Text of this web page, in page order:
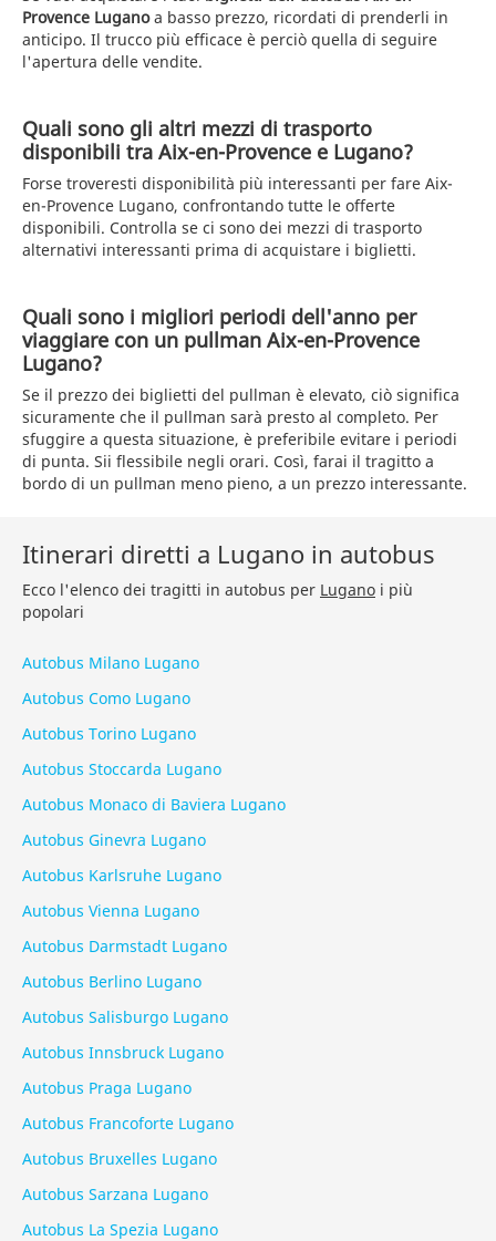
Provence Luganoa basso prezzo, ricordati di prenderli in
anticipo. Il trucco più efficace è perciò quella di seguire
l'apertura delle vendite.
Quali sono gli altri mezzi di trasporto
disponibili tra Aix-en-Provence e Lugano?
Forse troveresti disponibilità più interessanti per fare Aix-
en-Provence Lugano, confrontando tutte le offerte
disponibili. Controlla se ci sono dei mezzi di trasporto
alternativi interessanti prima di acquistare i biglietti.
Quali sono i migliori periodi dell'anno per
viaggiare con un pullman Aix-en-Provence
Lugano?
Se il prezzo dei biglietti del pullman è elevato, ciò significa
sicuramente che il pullman sarà presto al completo. Per
sfuggire a questa situazione, è preferibile evitare i periodi
di punta. Sii flessibile negli orari. Così, farai il tragitto a
bordo di un pullman meno pieno, a un prezzo interessante.
Itinerari diretti a Lugano in autobus
Ecco l'elenco dei tragitti in autobus per Lugano i più
popolari
Autobus Milano Lugano
Autobus Como Lugano
Autobus Torino Lugano
Autobus Stoccarda Lugano
Autobus Monaco di Baviera Lugano
Autobus Ginevra Lugano
Autobus Karlsruhe Lugano
Autobus Vienna Lugano
Autobus Darmstadt Lugano
Autobus Berlino Lugano
Autobus Salisburgo Lugano
Autobus Innsbruck Lugano
Autobus Praga Lugano
Autobus Francoforte Lugano
Autobus Bruxelles Lugano
Autobus Sarzana Lugano
Autobus La Spezia Lugano